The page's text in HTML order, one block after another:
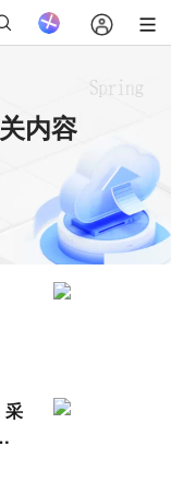
内容
采